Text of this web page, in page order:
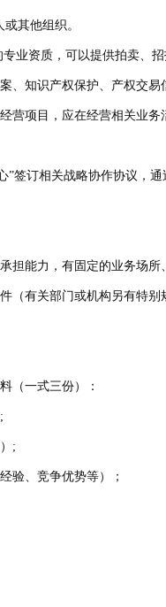
其他组织。
业资质，可以提供拍卖、
知识产权保护、产权交易
营项目，应在经营相关业
”签订相关战略协作协议，
担能力，有固定的业务场
（有关部门或机构另有特
（一式三份）：
;
验、竞争优势等）；